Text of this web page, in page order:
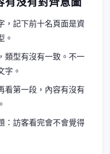
，記下前十名頁面是資
。
類型有沒有一致。不一
字。
看第一段，內容有沒有
：訪客看完會不會覺得